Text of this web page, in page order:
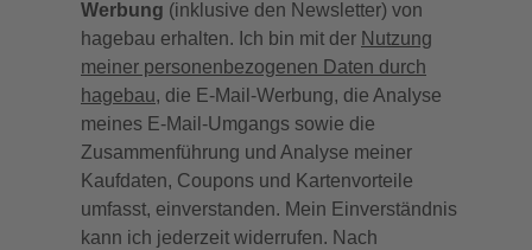
Werbung (inklusive den Newsletter) von
hagebau erhalten. Ich bin mit der Nutzung
meiner personenbezogenen Daten durch
hagebau, die E-Mail-Werbung, die Analyse
meines E-Mail-Umgangs sowie die
Zusammenführung und Analyse meiner
Kaufdaten, Coupons und Kartenvorteile
umfasst, einverstanden. Mein Einverständnis
kann ich jederzeit widerrufen. Nach